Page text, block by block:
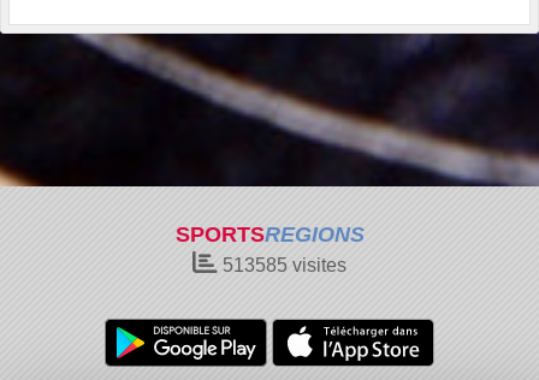
SPORTSREGIONS
513585 visites